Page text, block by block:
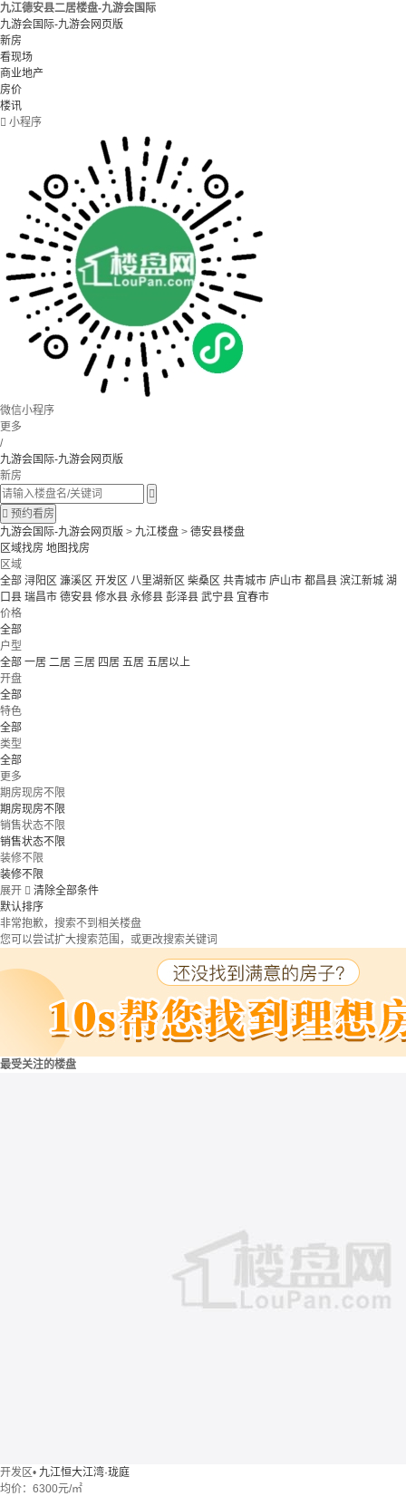
九江德安县二居楼盘-九游会国际
九游会国际-九游会网页版
新房
看现场
商业地产
房价
楼讯
 小程序
微信小程序
更多
/
九游会国际-九游会网页版
新房

 预约看房
九游会国际-九游会网页版 > 九江楼盘 > 德安县楼盘
区域找房 地图找房
区域
全部 浔阳区 濂溪区 开发区 八里湖新区 柴桑区 共青城市 庐山市 都昌县 滨江新城 湖
口县 瑞昌市 德安县 修水县 永修县 彭泽县 武宁县 宜春市
价格
全部
户型
全部 一居 二居 三居 四居 五居 五居以上
开盘
全部
特色
全部
类型
全部
更多
期房现房不限
期房现房不限
销售状态不限
销售状态不限
装修不限
装修不限
展开  清除全部条件
默认排序
非常抱歉，搜索不到相关楼盘
您可以尝试扩大搜索范围，或更改搜索关键词
最受关注的楼盘
开发区• 九江恒大江湾·珑庭
均价： 6300元/㎡